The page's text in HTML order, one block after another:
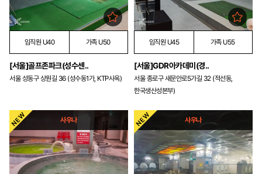
임직원 U40 가족 U50
[서울]골프존파크(성수센..
서울 성동구 상원길 36 (성수동1가, KTP사옥)
임직원 U45 가족 U55
[서울]GDR아카데미(경..
서울 종로구 새문안로5가길 32 (적선동,
한국생산성본부)
사우나 사우나